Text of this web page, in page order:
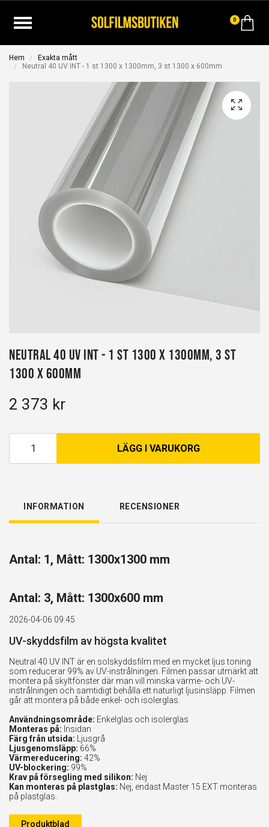
0
Hem
Exakta mått
Neutral 40 UV INT - 1 st 1300 x 1300mm, 3 st 1300 x 600mm
Neutral 40 UV INT - 1 st 1300 x 1300mm, 3 st
1300 x 600mm
2 373 kr
LÄGG I VARUKORG
INFORMATION RECENSIONER
Antal: 1, Mått: 1300x1300 mm
Antal: 3, Mått: 1300x600 mm
2026-04-06 09:45
UV-skyddsfilm av högsta kvalitet
Neutral 40 UV INT är en solskyddsfilm med en mycket ljus toning
som reducerar 99% av UV-instrålningen. Filmen passar utmärkt att
montera på skyltfönster där man vill minska värme- och UV-
instrålningen och samtidigt behålla ett naturligt ljusinsläpp. Filmen
går att montera på både enkel- och isolerglas.
Användningsområde: Enkelglas och isolerglas
Monteras på: Insidan
Färg från utsida: Ljusgrå
Ljusgenomsläpp: 66%
Värmereducering: 42%
UV-blockering: 99%
Krav på försegling med silikon: Nej
Kan monteras på plastglas: Nej, endast Master 15 EXT monteras
på plastglas.
Produktblad